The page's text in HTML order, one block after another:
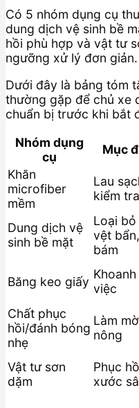
Có 5 nhóm dụng cụ
dung dịch vệ sinh bề
hồi phù hợp và vật tư
ngưỡng xử lý đơn giản.
Dưới đây là bảng tóm
thường gặp để chủ xe
chuẩn bị trước khi bắt
Nhóm dụng
cụ
Mục
Khăn
microfiber
mềm
Lau
kiểm
Dung dịch vệ
sinh bề mặt
Loại
vệt
bám
Băng keo giấy việc
Chất phục
hồi/đánh bóng
nhẹ
Làm
nông
Vật tư sơn
dặm
Phục
xước